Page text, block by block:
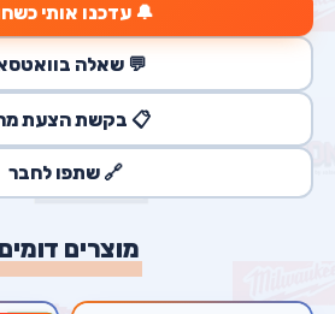
🔔 עדכנו אותי
💬 שאלה
📋 בקשת הצעת
🔗 שתפו לחבר
מוצרים דומים